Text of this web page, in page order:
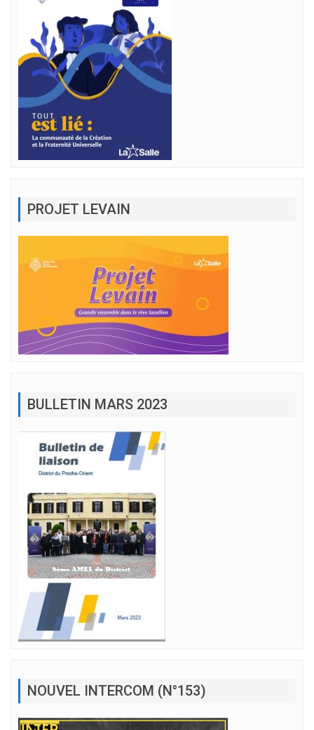
PROJET LEVAIN
BULLETIN MARS 2023
NOUVEL INTERCOM (N°153)